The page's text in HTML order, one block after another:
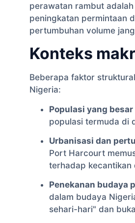
perawatan rambut adalah
peningkatan permintaan
pertumbuhan volume
Konteks
Beberapa faktor
Nigeria:
Populasi yang
populasi termuda di
Urbanisasi dan
Port Harcourt
terhadap kecantikan
Penekanan budaya
dalam budaya
sehari-hari" dan